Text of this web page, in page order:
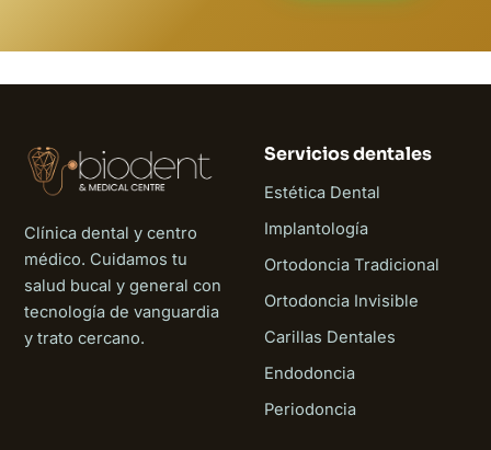
Clínica dental y centro
médico. Cuidamos tu
salud bucal y general con
tecnología de vanguardia
y trato cercano.
Servicios dentales
Estética Dental
Implantología
Ortodoncia Tradicional
Ortodoncia Invisible
Carillas Dentales
Endodoncia
Periodoncia